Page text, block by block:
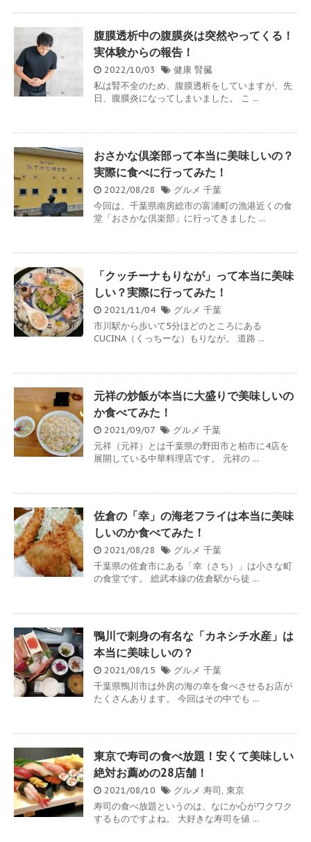
腹膜透析中の腹膜炎は突然やってくる！
実体験からの報告！
2022/10/03 健康 腎臓
私は腎不全のため、腹膜透析をしていますが、先
日、腹膜炎になってしまいました。 こ ...
おさかな倶楽部って本当に美味しいの？
実際に食べに行ってみた！
2022/08/28 グルメ 千葉
今回は、千葉県南房総市の富浦町の漁港近くの食
堂「おさかな倶楽部」に行ってきました ...
「クッチーナもりなが」って本当に美味
しい？実際に行ってみた！
2021/11/04 グルメ 千葉
市川駅から歩いて5分ほどのところにある
CUCINA（くっちーな）もりなが。 道路 ...
元祥の炒飯が本当に大盛りで美味しいの
か食べてみた！
2021/09/07 グルメ 千葉
元祥（元祥）とは千葉県の野田市と柏市に4店を
展開している中華料理店です。 元祥の ...
佐倉の「幸」の海老フライは本当に美味
しいのか食べてみた！
2021/08/28 グルメ 千葉
千葉県の佐倉市にある「幸（さち）」は小さな町
の食堂です。 総武本線の佐倉駅から徒 ...
鴨川で刺身の有名な「カネシチ水産」は
本当に美味しいの？
2021/08/15 グルメ 千葉
千葉県鴨川市は外房の海の幸を食べさせるお店が
たくさんあります。 今回はその中でも ...
東京で寿司の食べ放題！安くて美味しい
絶対お薦めの28店舗！
2021/08/10 グルメ 寿司, 東京
寿司の食べ放題というのは、なにか心がワクワク
するものですよね。 大好きな寿司を値 ...